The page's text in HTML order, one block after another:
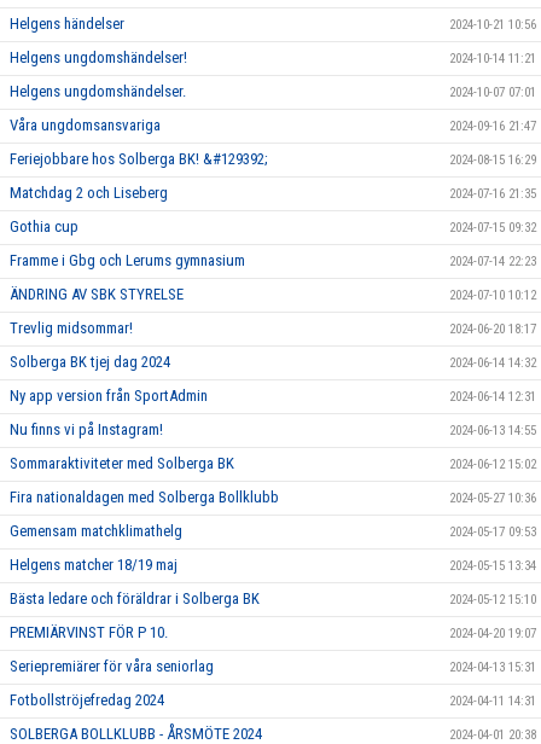
Helgens händelser 2024-10-21 10:56
Helgens ungdomshändelser! 2024-10-14 11:21
Helgens ungdomshändelser. 2024-10-07 07:01
Våra ungdomsansvariga 2024-09-16 21:47
Feriejobbare hos Solberga BK! &#129392; 2024-08-15 16:29
Matchdag 2 och Liseberg 2024-07-16 21:35
Gothia cup 2024-07-15 09:32
Framme i Gbg och Lerums gymnasium 2024-07-14 22:23
ÄNDRING AV SBK STYRELSE 2024-07-10 10:12
Trevlig midsommar! 2024-06-20 18:17
Solberga BK tjej dag 2024 2024-06-14 14:32
Ny app version från SportAdmin 2024-06-14 12:31
Nu finns vi på Instagram! 2024-06-13 14:55
Sommaraktiviteter med Solberga BK 2024-06-12 15:02
Fira nationaldagen med Solberga Bollklubb 2024-05-27 10:36
Gemensam matchklimathelg 2024-05-17 09:53
Helgens matcher 18/19 maj 2024-05-15 13:34
Bästa ledare och föräldrar i Solberga BK 2024-05-12 15:10
PREMIÄRVINST FÖR P 10. 2024-04-20 19:07
Seriepremiärer för våra seniorlag 2024-04-13 15:31
Fotbollströjefredag 2024 2024-04-11 14:31
SOLBERGA BOLLKLUBB - ÅRSMÖTE 2024 2024-04-01 20:38